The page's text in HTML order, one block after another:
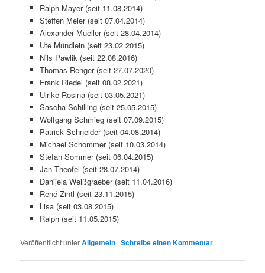
Ralph Mayer (seit 11.08.2014)
Steffen Meier (seit 07.04.2014)
Alexander Mueller (seit 28.04.2014)
Ute Mündlein (seit 23.02.2015)
Nils Pawlik (seit 22.08.2016)
Thomas Renger (seit 27.07.2020)
Frank Riedel (seit 08.02.2021)
Ulrike Rosina (seit 03.05.2021)
Sascha Schilling (seit 25.05.2015)
Wolfgang Schmieg (seit 07.09.2015)
Patrick Schneider (seit 04.08.2014)
Michael Schommer (seit 10.03.2014)
Stefan Sommer (seit 06.04.2015)
Jan Theofel (seit 28.07.2014)
Danijela Weißgraeber (seit 11.04.2016)
René Zintl (seit 23.11.2015)
Lisa (seit 03.08.2015)
Ralph (seit 11.05.2015)
Veröffentlicht unterAllgemein |Schreibe einen Kommentar